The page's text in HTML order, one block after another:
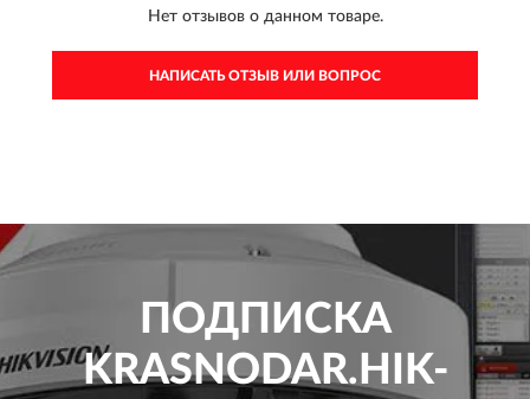
Нет отзывов о данном товаре.
НАПИСАТЬ ОТЗЫВ ИЛИ ВОПРОС
ПОДПИСКА
KRASNODAR.HIK-